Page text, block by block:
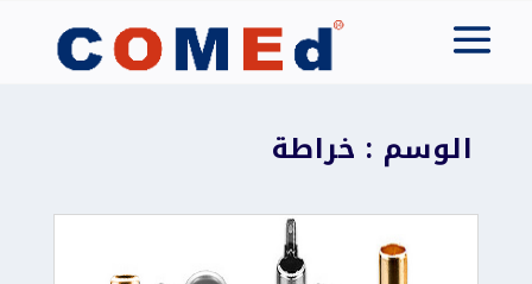
الوسم : خراطة